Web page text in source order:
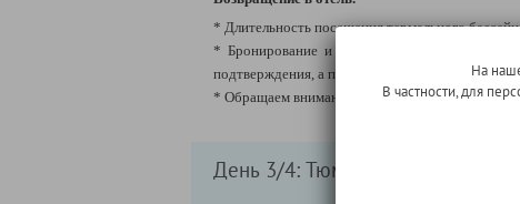
* Длительность посещения термального
* Бронирование и оплату дополнительной
подтверждения, а при наличии мест стоимость
* Обращаем внимание: данная дополнительная
День 3/4: Тюмень – родина
На
В частности, для